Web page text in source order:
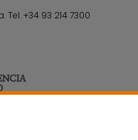
Tel.+34 93 214 7300